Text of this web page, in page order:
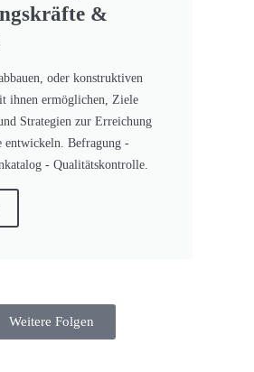
&
oder konstruktiven
ihnen ermöglichen, Ziele
Strategien zur Erreichung
entwickeln. Befragung -
- Qualitätskontrolle.
Weitere Folgen